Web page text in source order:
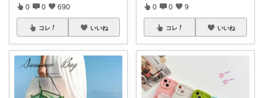
0 0 690
コレ いいね
0 0 9
コレ いいね